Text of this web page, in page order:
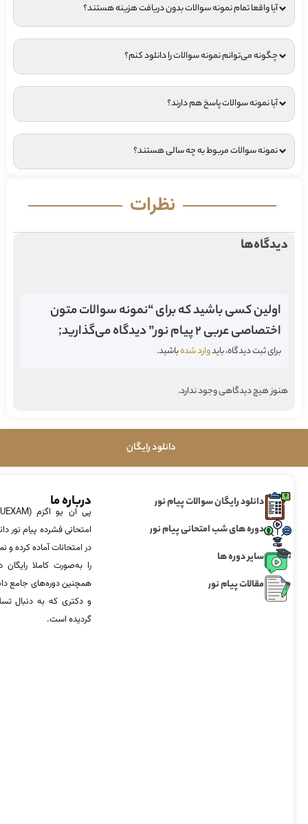
آیا واقعا تمام نمونه سوالات بدون دریافت هزینه هستند؟
چگونه می‌توانم نمونه سوالات را دانلود کنم؟
آیا نمونه سوالات پاسخ هم دارند؟
نمونه سوالات مربوط به چه سالی هستند؟
نظرات
دیدگاه‌ها
اولین کسی باشید که برای “نمونه سوالات متون
اختصاصی عربی ۲ پیام نور” دیدگاه می‌گذارید;
برای ثبت دیدگاه، بایدوارد شدهباشید.
هنوز هیچ دیدگاهی وجود ندارد.
دانلود رایگان
دانلود رایگان سوالات پیام نور
دوره های شب امتحانی پیام نور
سایر دوره ها
مقالات پیام نور
درباره ما
امتحانی فشرده پیام نور
در امتحانات آماده‌ کرده
را به‌صورت کاملا
همچنین دوره‌های جامع
و دکتری که به دنبال
گردیده است.